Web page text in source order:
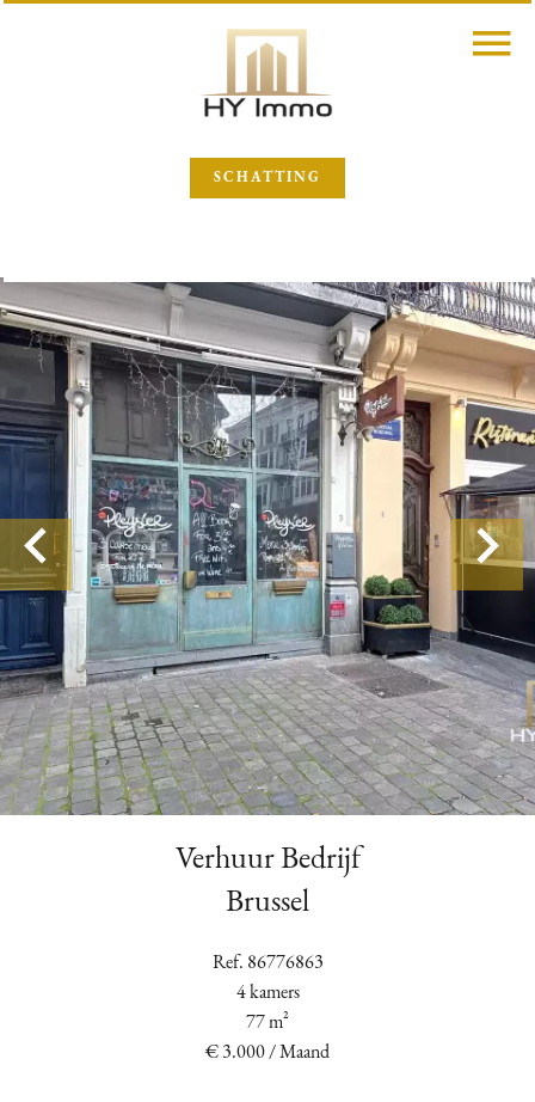
SCHATTING
Verhuur Bedrijf
Brussel
Ref. 86776863
4 kamers
77 m²
€ 3.000 / Maand